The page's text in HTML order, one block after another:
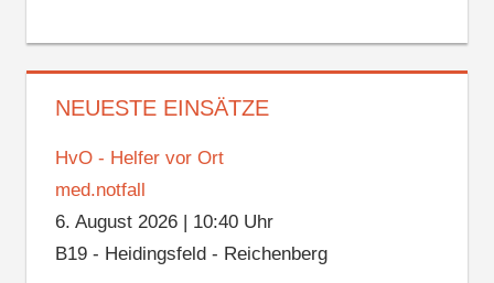
NEUESTE EINSÄTZE
HvO - Helfer vor Ort
med.notfall
6. August 2026| 10:40 Uhr
B19 - Heidingsfeld - Reichenberg